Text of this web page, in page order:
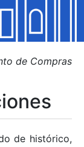
de Compras
de histórico,